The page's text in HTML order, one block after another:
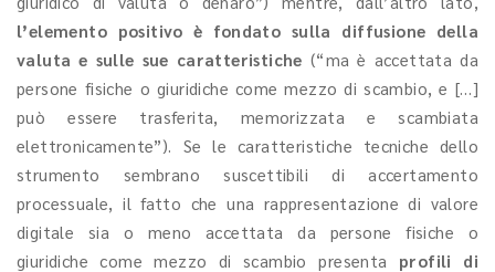
l’elemento positivo è fondato sulla diffusione della
valuta e sulle sue caratteristiche (“ma è accettata da
persone fisiche o giuridiche come mezzo di scambio, e […]
può essere trasferita, memorizzata e scambiata
elettronicamente”). Se le caratteristiche tecniche dello
strumento sembrano suscettibili di accertamento
processuale, il fatto che una rappresentazione di valore
digitale sia o meno accettata da persone fisiche o
giuridiche come mezzo di scambio presenta profili di